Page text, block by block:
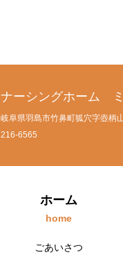
ナーシングホーム
岐阜県羽島市竹鼻町狐穴字壺
216-6565
ホーム
home
ごあいさつ